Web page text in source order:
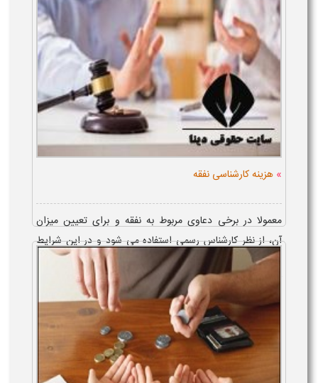
» هزینه کارشناسی نفقه
معمولا در برخی دعاوی مربوط به نفقه و برای تعیین میزان
آن، از نظر کارشناس رسمی استفاده می شود و در این شرایط
این پرسش مطرح می شود که هزینه کارشناسی نفقه به عهده
کیست. معمولا دا...